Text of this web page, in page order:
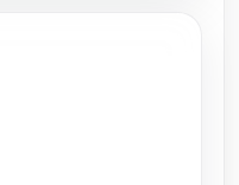
année
ainsi qu'à
cinq d'entre eux.